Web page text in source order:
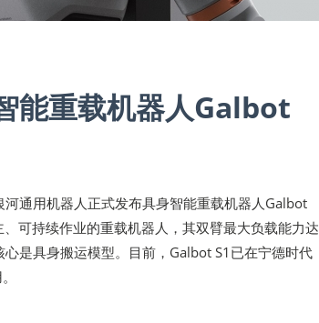
能重载机器人Galbot
通用机器人正式发布具身智能重载机器人Galbot
可持续作业的重载机器人，其双臂最大负载能力达
是具身搬运模型。目前，Galbot S1已在宁德时代